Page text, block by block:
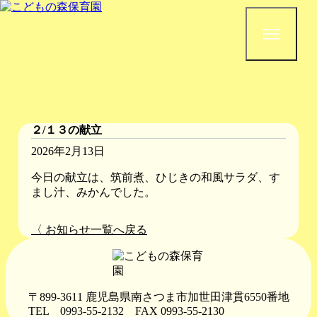
２/１３の献立
2026年2月13日
今日の献立は、筑前煮、ひじきの和風サラダ、す
まし汁、みかんでした。
〈 お知らせ一覧へ戻る
〒899-3611 鹿児島県南さつま市加世田津貫6550番地
TEL 0993-55-2132 FAX 0993-55-2130